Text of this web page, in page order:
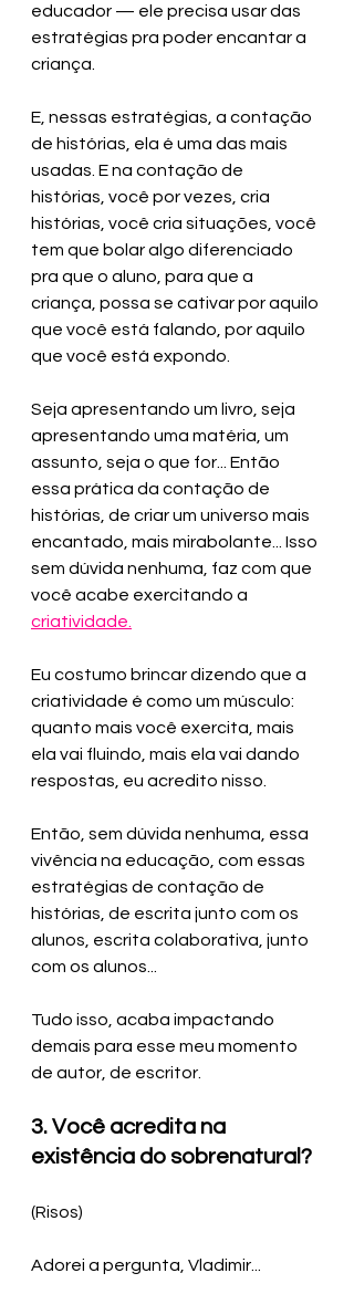
educador — ele precisa usar das
estratégias pra poder encantar a
criança.
E, nessas estratégias, a contação
de histórias, ela é uma das mais
usadas. E na contação de
histórias, você por vezes, cria
histórias, você cria situações, você
tem que bolar algo diferenciado
pra que o aluno, para que a
criança, possa se cativar por aquilo
que você está falando, por aquilo
que você está expondo.
Seja apresentando um livro, seja
apresentando uma matéria, um
assunto, seja o que for... Então
essa prática da contação de
histórias, de criar um universo mais
encantado, mais mirabolante... Isso
sem dúvida nenhuma, faz com que
você acabe exercitando a
criatividade.
Eu costumo brincar dizendo que a
criatividade é como um músculo:
quanto mais você exercita, mais
ela vai fluindo, mais ela vai dando
respostas, eu acredito nisso.
Então, sem dúvida nenhuma, essa
vivência na educação, com essas
estratégias de contação de
histórias, de escrita junto com os
alunos, escrita colaborativa, junto
com os alunos...
Tudo isso, acaba impactando
demais para esse meu momento
de autor, de escritor.
3. Você acredita na
existência do sobrenatural?
(Risos)
Adorei a pergunta, Vladimir...